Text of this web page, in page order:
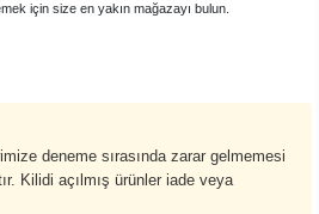
için size en yakın mağazayı bulun.
deneme sırasında zarar gelmemesi
Kilidi açılmış ürünler iade veya